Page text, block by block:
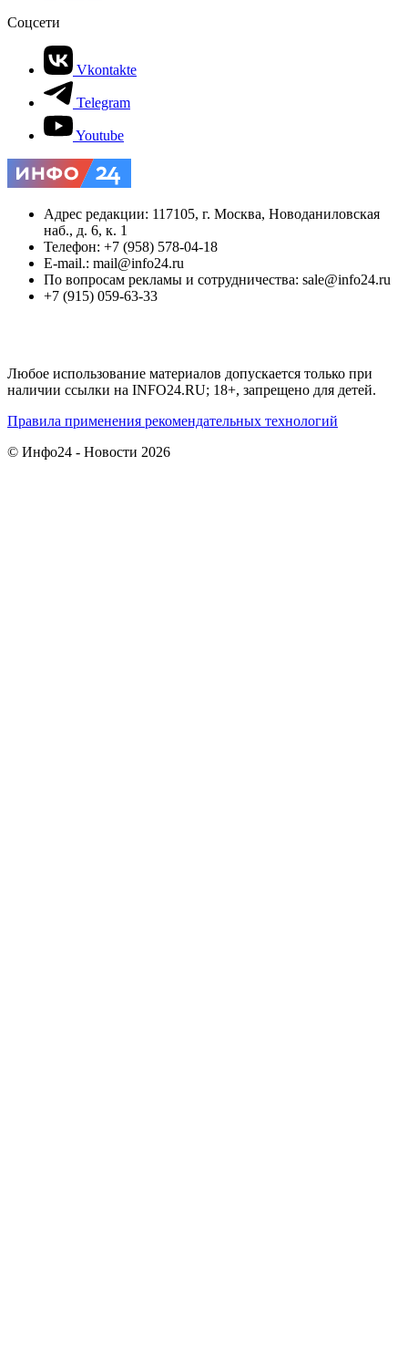
Соцсети
Vkontakte
Telegram
Youtube
Адрес редакции: 117105, г. Москва, Новоданиловская
наб., д. 6, к. 1
Телефон: +7 (958) 578-04-18
E-mail.: mail@info24.ru
По вопросам рекламы и сотрудничества: sale@info24.ru
+7 (915) 059-63-33
Любое использование материалов допускается только при
наличии ссылки на INFO24.RU; 18+, запрещено для детей.
Правила применения рекомендательных технологий
© Инфо24 - Новости 2026